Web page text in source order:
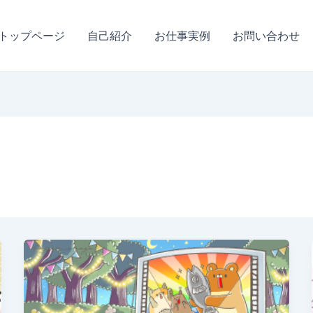
ップページ 自己紹介 お仕事実例 お問い合わせ